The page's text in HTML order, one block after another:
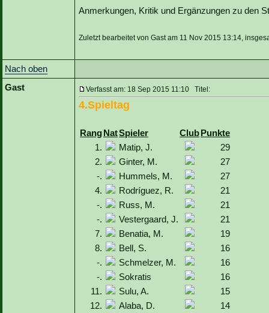
Anmerkungen, Kritik und Ergänzungen zu den
Zuletzt bearbeitet von Gast am 11 Nov 2015 13:14,
Nach oben
Gast
Verfasst am: 18 Sep 2015 11:10 Titel:
4.Spieltag
RangNatSpieler ClubPunkte
1.
Matip, J.
29
2.
Ginter, M.
27
-.
Hummels, M.
27
4.
Rodríguez, R.
21
-.
Russ, M.
21
-.
Vestergaard, J.
21
7.
Benatia, M.
19
8.
Bell, S.
16
-.
Schmelzer, M.
16
-.
Sokratis
16
11.
Sulu, A.
15
12.
Alaba, D. 14